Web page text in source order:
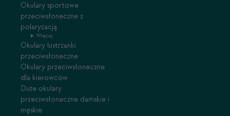
Okulary sportowe
przeciwsłoneczne z
polaryzacją
Więcej
Okulary lustrzanki
przeciwsłoneczne
Okulary przeciwsłoneczne
dla kierowców
Duże okulary
przeciwsłoneczne damskie i
męskie